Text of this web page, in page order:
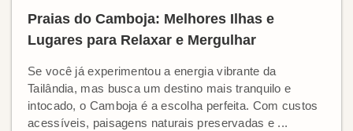
Praias do Camboja: Melhores Ilhas e
Lugares para Relaxar e Mergulhar
Se você já experimentou a energia vibrante da
Tailândia, mas busca um destino mais tranquilo e
intocado, o Camboja é a escolha perfeita. Com custos
acessíveis, paisagens naturais preservadas e ...